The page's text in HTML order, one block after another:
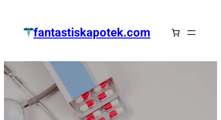
springenfantastiskapotek.com